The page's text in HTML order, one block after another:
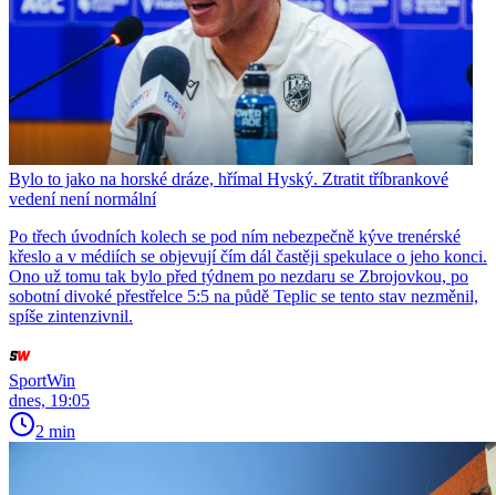
Bylo to jako na horské dráze, hřímal Hyský. Ztratit tříbrankové
vedení není normální
Po třech úvodních kolech se pod ním nebezpečně kýve trenérské
křeslo a v médiích se objevují čím dál častěji spekulace o jeho konci.
Ono už tomu tak bylo před týdnem po nezdaru se Zbrojovkou, po
sobotní divoké přestřelce 5:5 na půdě Teplic se tento stav nezměnil,
spíše zintenzivnil.
SportWin
dnes, 19:05
2 min